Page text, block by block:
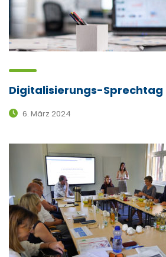
Digitalisierungs-Sprechtag
6. März 2024